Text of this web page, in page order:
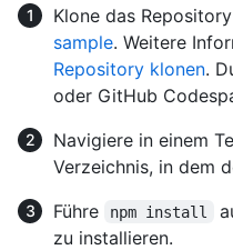
Klone das Repository
sample. Weitere
Repository klonen.
oder GitHub
Navigiere in einem
Verzeichnis, in dem
Führe
npm install
zu installieren.